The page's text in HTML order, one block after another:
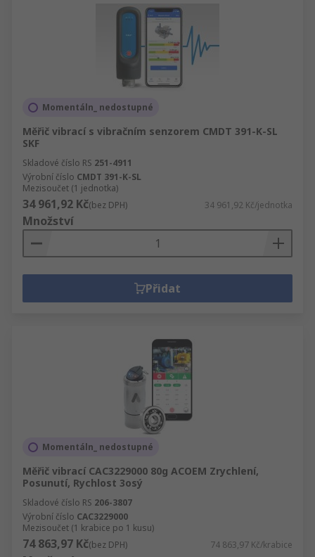
Momentáln_ nedostupné
Měřič vibrací s vibračním senzorem CMDT 391-K-SL
SKF
Skladové číslo RS 251-4911
Výrobní číslo CMDT 391-K-SL
Mezisoučet (1 jednotka)
34 961,92 Kč(bez DPH) 34 961,92 Kč/jednotka
Množství
Přidat
Momentáln_ nedostupné
Měřič vibrací CAC3229000 80g ACOEM Zrychlení,
Posunutí, Rychlost 3osý
Skladové číslo RS 206-3807
Výrobní číslo CAC3229000
Mezisoučet (1 krabice po 1 kusu)
74 863,97 Kč(bez DPH) 74 863,97 Kč/krabice